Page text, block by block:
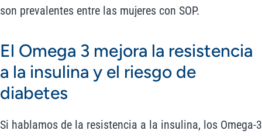
son prevalentes entre las mujeres con SOP.
El Omega 3 mejora la resistencia
a la insulina y el riesgo de
diabetes
Si hablamos de la resistencia a la insulina, los Omega-3